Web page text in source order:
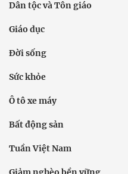
Dân tộc và Tôn giáo
Giáo dục
Đời sống
Sức khỏe
Ô tô xe máy
Bất động sản
Tuần Việt Nam